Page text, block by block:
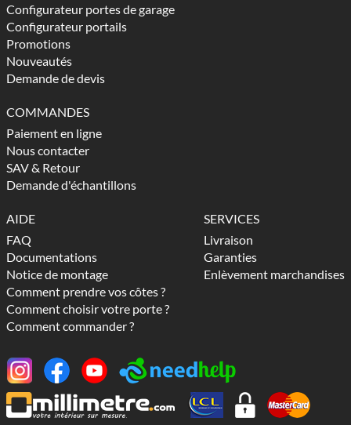
Configurateur portes de garage
Configurateur portails
Promotions
Nouveautés
Demande de devis
COMMANDES
Paiement en ligne
Nous contacter
SAV & Retour
Demande d'échantillons
AIDE
FAQ
Documentations
Notice de montage
Comment prendre vos côtes ?
Comment choisir votre porte ?
Comment commander ?
SERVICES
Livraison
Garanties
Enlèvement marchandises